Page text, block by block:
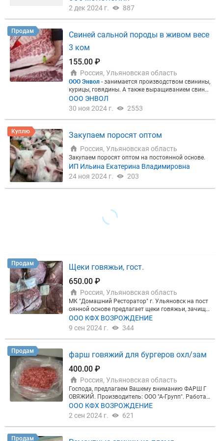
м, Саймуллов Виктор
2 дек 2024 г.
887
Продам
Свиней сальной породы в живом весе
3 ком
155.00 ₽
Россия, Ульяновская область
ООО Энвол - занимается производством свинины,
курицы, говядины. А также выращиванием свине
й в живом весе.
►Свиней сальной породы в живом весе (русская
лный прайс-лист Наши преимущества: ⭐ Цена- го
⭐ Сало свиней тугоплавкое - как раз то, что требу
ется при изготовлении деликатесных сортов колб
асы; ⭐ Место расположения- практически центр
России.Звоните, по цене договоримся!
ООО ЭНВОЛ
30 ноя 2024 г.
2553
Куплю Закупаем поросят оптом
Россия, Ульяновская область
Закупаем поросят оптом на постоянной основе.
ИП Ильина Екатерина Владимировна
24 ноя 2024 г.
203
Продам
Щеки говяжьи, гост.
650.00 ₽
Россия, Ульяновская область
МК "Домашний Ресторатор" г. Ульяновск на пост
оянной основе предлагает щеки говяжьи, зачище
нные с обеих сторон. Зам. в вакуумной упаковке
по 1 кг. Все сопроводительные документы. Мерку
ООО КФХ ВОЗРОЖДЕНИЕ
9 сен 2024 г.
344
Продам
фарш говяжий для бургеров охл/зам
400.00 ₽
Россия, Ульяновская область
Господа, предлагаем Вашему вниманию ФАРШ Г
ОВЯЖИЙ. Производитель: ООО "А-Групп". Работае
м с НДС, Меркурий. ООО «А-Групп» - перерабатыв
ающая компания , оптовая розничная продажа м
льяновской области, продукция производится из
ООО КФХ ВОЗРОЖДЕНИЕ
2 сен 2024 г.
621
Продам